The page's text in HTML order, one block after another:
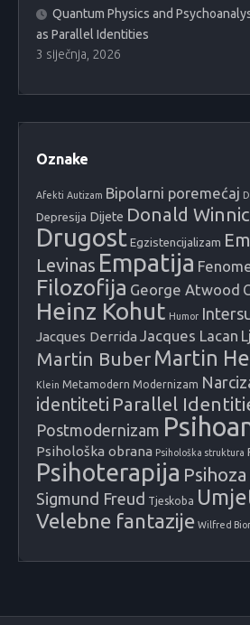
Quantum Physics and
as Parallel Identities
3 siječnja, 2026
Oznake
Afekti Autizam Bipolarni poremećaj
Depresija Dijete Donald
Drugost Egzistencijalizam
Levinas Empatija
Filozofija George Atwood
Heinz Kohut Humor
Jacques Derrida Jacques Lacan
Martin Buber Martin
Klein Metamodern Modernizam
identiteti Parallel
Postmodernizam
Psihološka obrana Psihološka struktura
Psihoterapija Psihoza
Sigmund Freud Tjeskoba
Velebne fantazije Wilfred